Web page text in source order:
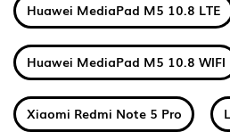
Huawei MediaPad M5 10.8 LTE
Huawei MediaPad M5 10.8 WIFI
Xiaomi Redmi Note 5 Pro